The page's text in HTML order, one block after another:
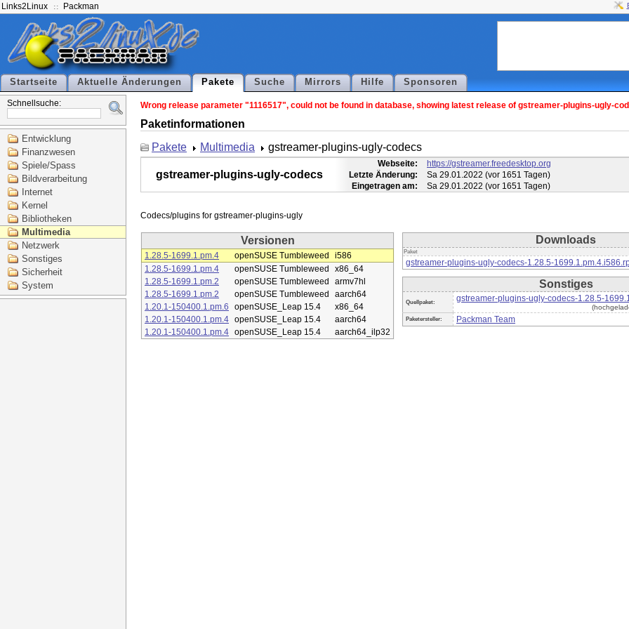
Links2Linux Packman
Startseite Aktuelle Änderungen Pakete Suche Mirrors Hilfe Sponsoren
Schnellsuche:
Entwicklung
Finanzwesen
Spiele/Spass
Bildverarbeitung
Internet
Kernel
Bibliotheken
Multimedia
Netzwerk
Sonstiges
Sicherheit
System
Wrong release parameter "1116517", could not be found in database, showing latest release of gstreamer-plugins-ugly-
Paketinformationen
Pakete
Multimedia gstreamer-plugins-ugly-codecs
gstreamer-plugins-ugly-codecs
Webseite:
https://gstreamer.freedesktop.org
Letzte Änderung:
Sa 29.01.2022 (vor 1651 Tagen)
Eingetragen am:
Sa 29.01.2022 (vor 1651 Tagen)
Versionen
1.28.5-1699.1.pm.4 openSUSE Tumbleweed
i586
1.28.5-1699.1.pm.4
openSUSE Tumbleweed
x86_64
1.28.5-1699.1.pm.2
openSUSE Tumbleweed
armv7hl
1.28.5-1699.1.pm.2
openSUSE Tumbleweed
aarch64
1.20.1-150400.1.pm.6
openSUSE_Leap 15.4
x86_64
1.20.1-150400.1.pm.4 openSUSE_Leap 15.4
aarch64
1.20.1-150400.1.pm.4 openSUSE_Leap 15.4 aarch64_ilp32
Downloads
Paket
gstreamer-plugins-ugly-codecs-1.28.5-
Sonstiges
Quellpaket: gstreamer-plugins-ugly-codecs-1.28.5-
Paketersteller: Packman Team